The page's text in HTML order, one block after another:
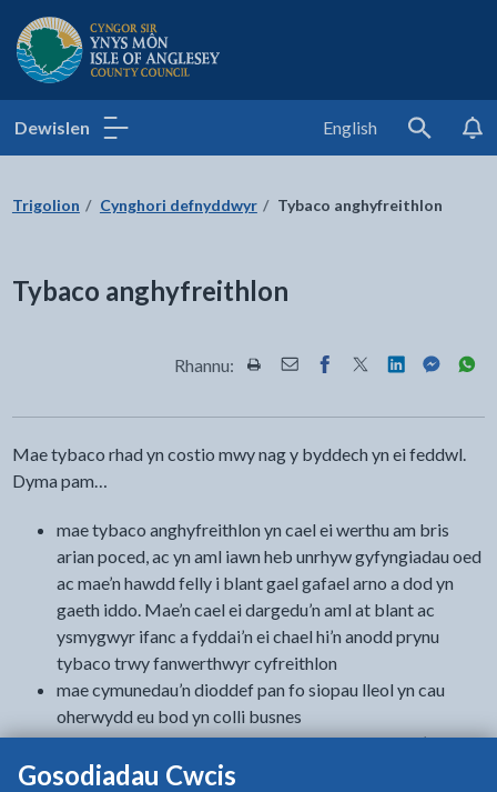
Gosodiadau Cwcis
Cyngor Sir Ynys Môn
Dewislen English
Search
Trigolion Cynghori defnyddwyr Tybaco anghyfreithlon
Tybaco anghyfreithlon
Rhannu: Rhannwch y dudalen hon wrth
Rhannwch y dudalen hon
Rhannwch y dudalen
Rhannwch y
Rhannwch y
Mae tybaco rhad yn costio mwy nag y byddech yn ei feddwl.
Dyma pam…
mae tybaco anghyfreithlon yn cael ei werthu am bris
arian poced, ac yn aml iawn heb unrhyw gyfyngiadau oed
ac mae’n hawdd felly i blant gael gafael arno a dod yn
gaeth iddo. Mae’n cael ei dargedu’n aml at blant ac
ysmygwyr ifanc a fyddai’n ei chael hi’n anodd prynu
tybaco trwy fanwerthwyr cyfreithlon
mae cymunedau’n dioddef pan fo siopau lleol yn cau
oherwydd eu bod yn colli busnes
oherwydd bod tybaco anghyfreithlon mor rhad a’i fod ar
gael yn rhwydd ‘does dim anogaeth i bobl roi’r gorau i